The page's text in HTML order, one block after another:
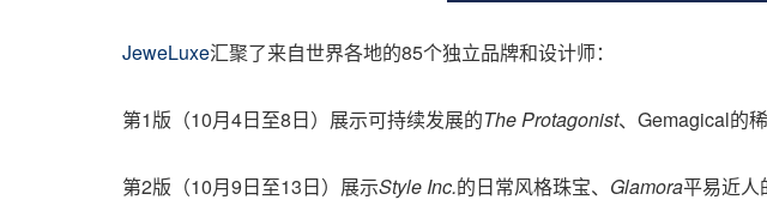
JeweLuxe汇聚了来自世界各地的85个独立品牌和设计师：
第1版（10月4日至8日）展示可持续发展的The Protagonist、Gemagical的稀
第2版（10月9日至13日）展示Style Inc.的日常风格珠宝、 Glamora平易近人